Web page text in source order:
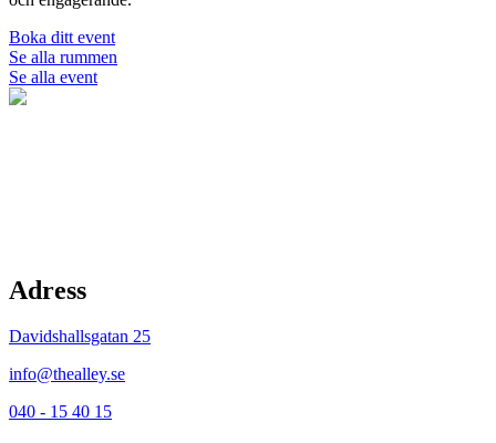
Boka ditt event
Se alla rummen
Se alla event
Adress
Davidshallsgatan 25
info@thealley.se
040 - 15 40 15